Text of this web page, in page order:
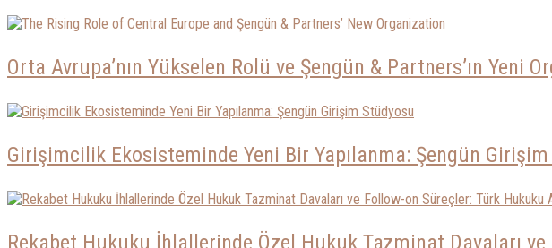
Orta Avrupa’nın Yükselen Rolü ve Şengün & Partners’ın Yeni
Girişimcilik Ekosisteminde Yeni Bir Yapılanma: Şengün
Rekabet Hukuku İhlallerinde Özel Hukuk Tazminat Davaları